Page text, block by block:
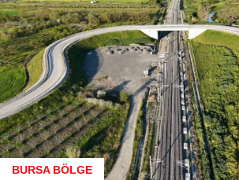
BURSA BÖLGE